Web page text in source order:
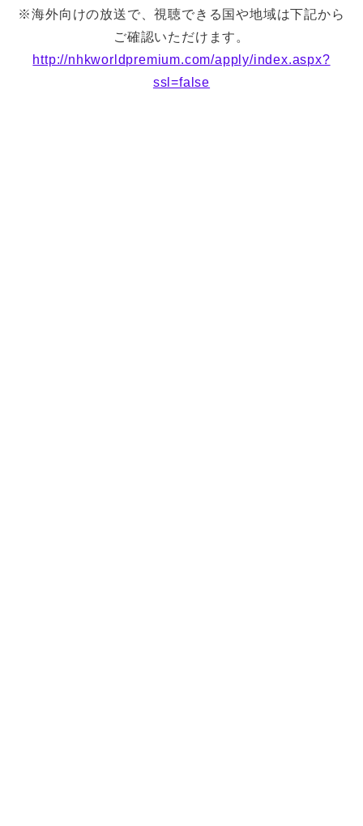
※海外向けの放送で、視聴できる国や地域は下記から
ご確認いただけます。
http://nhkworldpremium.com/apply/index.aspx?
ssl=false